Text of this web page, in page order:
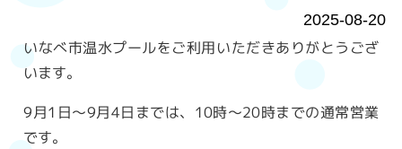
2025-08-20
いなべ市温水プールをご利用いただきありがとうござ
います。
9月1日～9月4日までは、10時～20時までの通常営業
です。